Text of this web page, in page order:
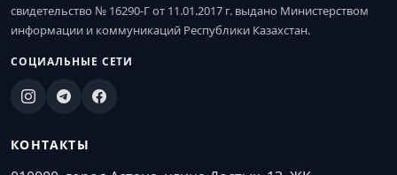
свидетельство № 16290-Г от 11.01.2017 г. выдано Министерством
информации и коммуникаций Республики Казахстан.
СОЦИАЛЬНЫЕ СЕТИ
КОНТАКТЫ